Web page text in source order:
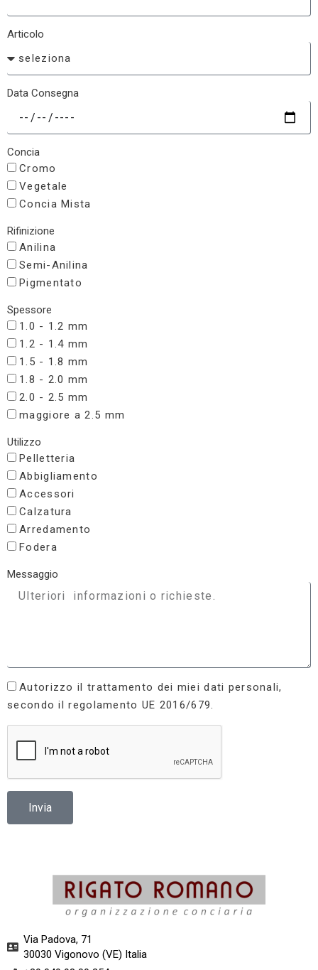
Articolo
Data Consegna
Concia
Cromo
Vegetale
Concia Mista
Rifinizione
Anilina
Semi-Anilina
Pigmentato
Spessore
1.0 - 1.2 mm
1.2 - 1.4 mm
1.5 - 1.8 mm
1.8 - 2.0 mm
2.0 - 2.5 mm
maggiore a 2.5 mm
Utilizzo
Pelletteria
Abbigliamento
Accessori
Calzatura
Arredamento
Fodera
Messaggio
Autorizzo il trattamento dei miei dati personali,
secondo il regolamento UE 2016/679.
Invia
Via Padova, 71
30030 Vigonovo (VE) Italia​